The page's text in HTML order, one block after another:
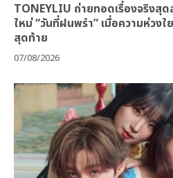
TONEYLIU ถ่ายทอดเรื่องจริงสุด
ใหม่ “วันที่ฝนพรำ” เมื่อความห่วง
สุดท้าย
07/08/2026